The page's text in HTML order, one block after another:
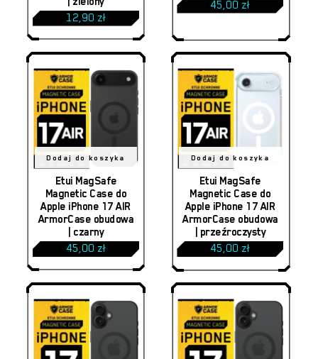
12,90 zł wariantów.
można
wybrać
na
stronie
produktu
45,00 zł
Dodaj do koszyka
Etui MagSafe
Magnetic Case do
Apple iPhone 17 AIR
ArmorCase obudowa
| czarny
45,00 zł
Dodaj do koszyka
Etui MagSafe
Magnetic Case do
Apple iPhone 17 AIR
ArmorCase obudowa
| przeźroczysty
45,00 zł